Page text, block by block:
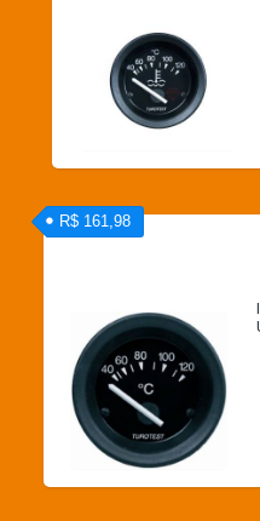
R$ 161,98